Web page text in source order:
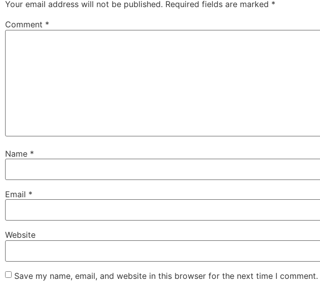
Your email address will not be published. Required fields are marked *
Comment *
Name *
Email *
Website
Save my name, email, and website in this browser for the next time I comment.